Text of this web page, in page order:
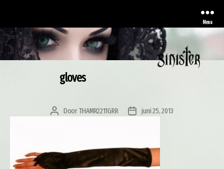
Menu
gloves
Berichtauteur
DoorTHAMR2211GRR Berichtdatum
juni 25, 2013